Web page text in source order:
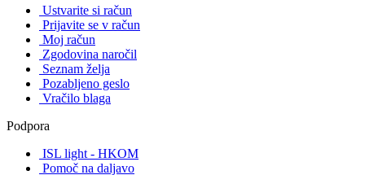
Ustvarite si račun
Prijavite se v račun
Moj račun
Zgodovina naročil
Seznam želja
Pozabljeno geslo
Vračilo blaga
Podpora
ISL light - HKOM
Pomoč na daljavo